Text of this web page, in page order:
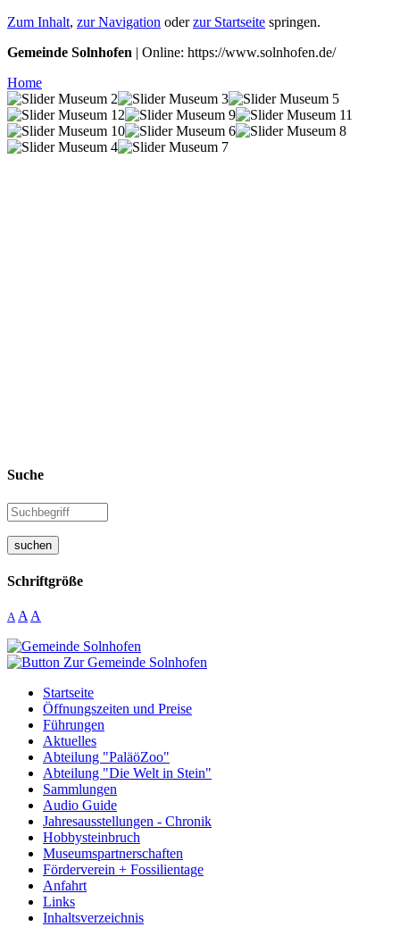
Zum Inhalt, zur Navigation oderzur Startseite springen.
Gemeinde Solnhofen | Online: https://www.solnhofen.de/
Home
Suche
suchen
Schriftgröße
A A A
Startseite
Öffnungszeiten und Preise
Führungen
Aktuelles
Abteilung "PaläöZoo"
Abteilung "Die Welt in Stein"
Sammlungen
Audio Guide
Jahresausstellungen - Chronik
Hobbysteinbruch
Museumspartnerschaften
Förderverein + Fossilientage
Anfahrt
Links
Inhaltsverzeichnis